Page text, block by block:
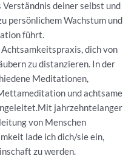
deiner selbst und
persönlichem Wachstum und
führt.
dich von
zu distanzieren. In der
Meditationen,
und achtsame
jahrzehntelanger
von Menschen
lade ich dich/sie ein,
zu werden.